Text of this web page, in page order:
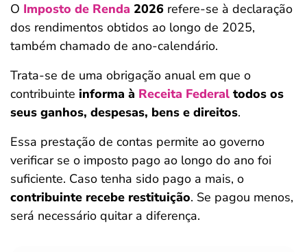
O Imposto de Renda 2026 refere-se à declaração
dos rendimentos obtidos ao longo de 2025,
também chamado de ano-calendário.
Trata-se de uma obrigação anual em que o
contribuinte informa à Receita Federal todos os
seus ganhos, despesas, bens e direitos.
Essa prestação de contas permite ao governo
verificar se o imposto pago ao longo do ano foi
suficiente. Caso tenha sido pago a mais, o
contribuinte recebe restituição. Se pagou menos,
será necessário quitar a diferença.